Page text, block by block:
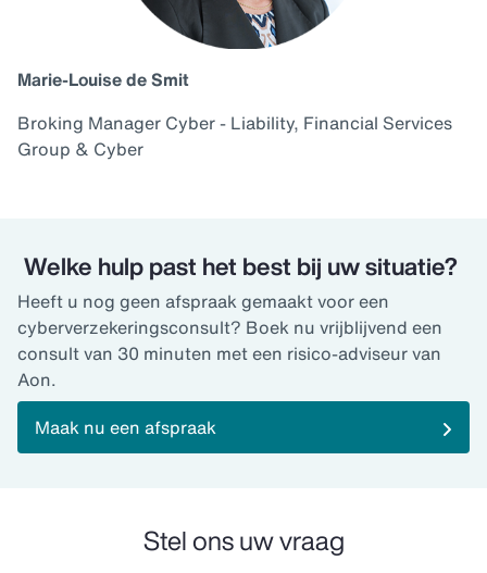
Marie-Louise de Smit
Broking Manager Cyber - Liability, Financial Services
Group & Cyber
Welke hulp past het best bij uw situatie?
Heeft u nog geen afspraak gemaakt voor een
cyberverzekeringsconsult? Boek nu vrijblijvend een
consult van 30 minuten met een risico-adviseur van
Aon.
Maak nu een afspraak
Stel ons uw vraag